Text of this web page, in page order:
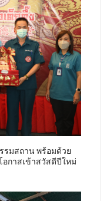
มสถาน พร้อมด้วย
กาสเข้าสวัสดีปีใหม่